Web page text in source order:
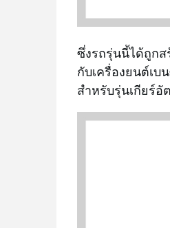
ซึ่งรถรุ่นนี้ได้ถูกส
กับเครื่องยนต์เบ
สำหรับรุ่นเกียร์อั